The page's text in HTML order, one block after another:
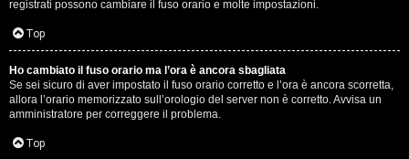
registrati possono cambiare il fuso orario e molte impostazioni.
Top
Ho cambiato il fuso orario ma l’ora è ancora sbagliata
Se sei sicuro di aver impostato il fuso orario corretto e l’ora è ancora scorretta,
allora l’orario memorizzato sull’orologio del server non è corretto. Avvisa un
amministratore per correggere il problema.
Top
a
l
S
t